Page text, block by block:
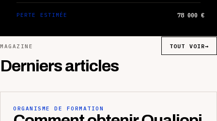
PERTE ESTIMÉE 78 000 €
MAGAZINE
Derniers articles
TOUT VOIR→
ORGANISME DE FORMATION